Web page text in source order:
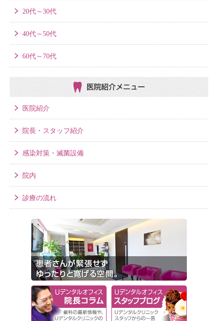
20代～30代
40代～50代
60代～70代
医院紹介メニュー
医院紹介
院長・スタッフ紹介
感染対策・滅菌設備
院内
診療の流れ